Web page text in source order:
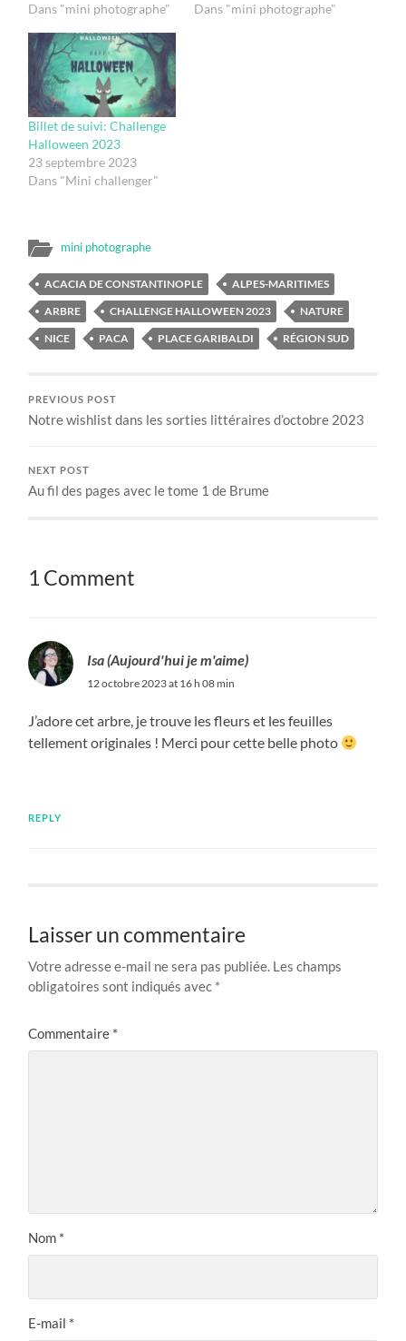
Dans "mini photographe"
Dans "mini photographe"
Billet de suivi: Challenge
Halloween 2023
23 septembre 2023
Dans "Mini challenger"
mini photographe
ACACIA DE CONSTANTINOPLE
ALPES-MARITIMES
ARBRE
CHALLENGE HALLOWEEN 2023
NATURE
NICE
PACA PLACE GARIBALDI RÉGION SUD
PREVIOUS POST
Notre wishlist dans les sorties littéraires d’octobre 2023
NEXT POST
Au fil des pages avec le tome 1 de Brume
1 Comment
Isa (Aujourd'hui je m'aime)
12 octobre 2023 at 16 h 08 min
J’adore cet arbre, je trouve les fleurs et les feuilles
tellement originales ! Merci pour cette belle photo
REPLY
Laisser un commentaire
Votre adresse e-mail ne sera pas publiée. Les champs
obligatoires sont indiqués avec *
Commentaire *
Nom *
E-mail *